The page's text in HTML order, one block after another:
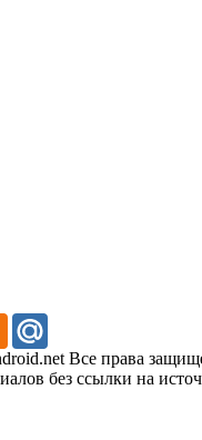
Odnoklassniki
Все права
без ссылки на